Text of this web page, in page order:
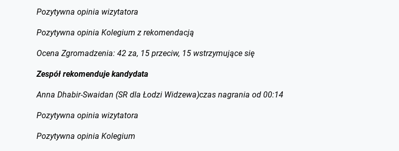
Pozytywna opinia wizytatora
Pozytywna opinia Kolegium z rekomendacją
Ocena Zgromadzenia: 42 za, 15 przeciw, 15 wstrzymujące się
Zespół rekomenduje kandydata
Anna Dhabir-Swaidan (SR dla Łodzi Widzewa)czas nagrania od 00:14
Pozytywna opinia wizytatora
Pozytywna opinia Kolegium